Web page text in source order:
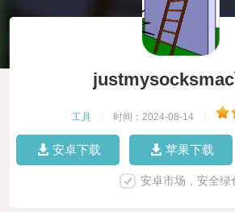
工具 时间：2024-08-14
安卓下载 苹果下载
安卓市场，安全绿